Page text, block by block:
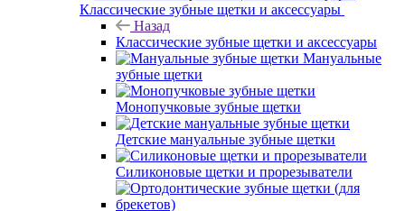
Классические зубные щетки и аксессуары
Назад
Классические зубные щетки и аксессуары
Мануальные
зубные щетки
Монопучковые зубные щетки
Детские мануальные зубные щетки
Силиконовые щетки и прорезыватели